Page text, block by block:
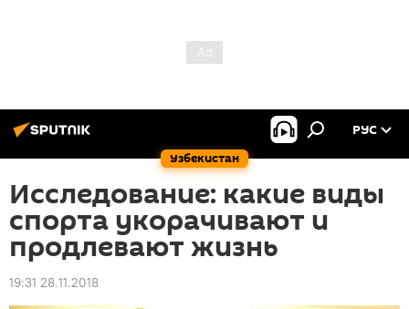
Узбекистан
РУС
Исследование: какие виды
спорта укорачивают и
продлевают жизнь
19:31 28.11.2018